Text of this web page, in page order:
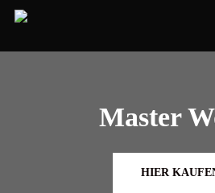
Skip
Master
HIER